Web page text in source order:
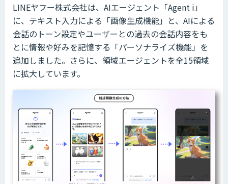
LINEヤフー株式会社は、AIエージェント「Agent i」
に、テキスト入力による「画像生成機能」と、AIによる
会話のトーン設定やユーザーとの過去の会話内容をも
とに情報や好みを記憶する「パーソナライズ機能」を
追加しました。さらに、領域エージェントを全15領域
に拡大しています。